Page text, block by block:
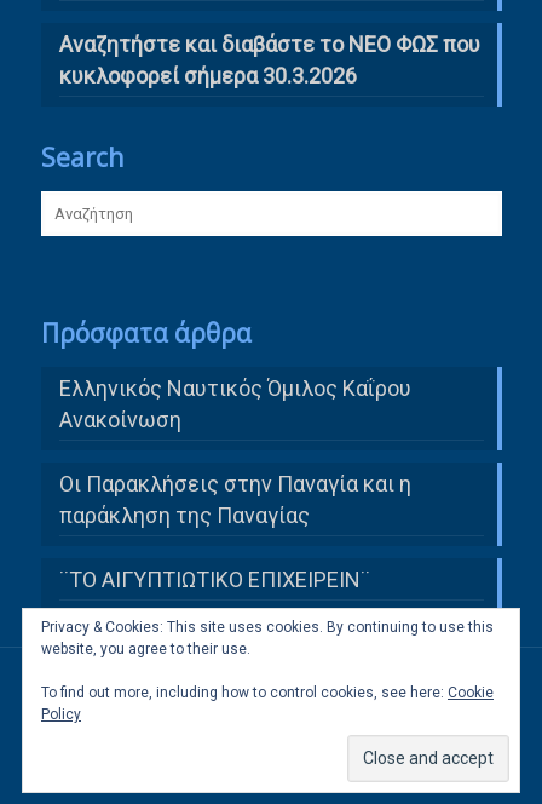
Αναζητήστε και διαβάστε το ΝΕΟ ΦΩΣ που
κυκλοφορεί σήμερα 30.3.2026
Search
Πρόσφατα άρθρα
Ελληνικός Ναυτικός Όμιλος Καΐρου
Ανακοίνωση
Οι Παρακλήσεις στην Παναγία και η
παράκληση της Παναγίας
¨ΤΟ ΑΙΓΥΠΤΙΩΤΙΚΟ ΕΠΙΧΕΙΡΕΙΝ¨
All Rights Reserved to Ελληνική Κοινότητα
Privacy & Cookies: This site uses cookies. By continuing to use this
website, you agree to their use.
To find out more, including how to control cookies, see here: Cookie
Policy